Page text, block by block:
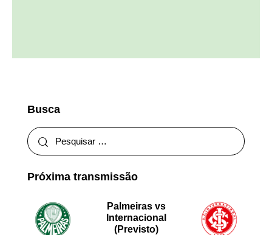
Busca
Próxima transmissão
Palmeiras vs
Internacional
(Previsto)